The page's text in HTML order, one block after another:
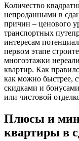
Количество
непроданными в
причин – ценового
транспортных
интересам
первом этапе
многоэтажки
квартир. Как
как можно быстрее,
скидками и
или чистовой
Плюсы и
квартиры в